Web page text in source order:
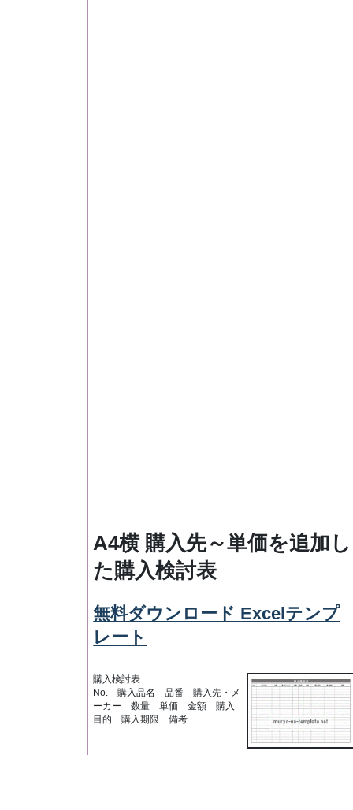
A4横 購入先～単価を追加し
た購入検討表
無料ダウンロード Excelテンプ
レート
購入検討表
No. 購入品名 品番 購入先・メ
ーカー 数量 単価 金額 購入
目的 購入期限 備考